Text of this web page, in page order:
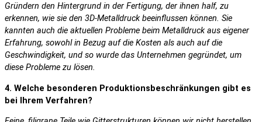
Gründern den Hintergrund in der Fertigung, der ihnen half, zu
erkennen, wie sie den 3D-Metalldruck beeinflussen können. Sie
kannten auch die aktuellen Probleme beim Metalldruck aus eigener
Erfahrung, sowohl in Bezug auf die Kosten als auch auf die
Geschwindigkeit, und so wurde das Unternehmen gegründet, um
diese Probleme zu lösen.
4. Welche besonderen Produktionsbeschränkungen gibt es
bei Ihrem Verfahren?